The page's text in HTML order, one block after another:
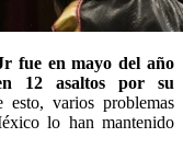
fue en mayo del año
12 asaltos por su
varios problemas
lo han mantenido